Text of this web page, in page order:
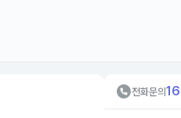
전화문의